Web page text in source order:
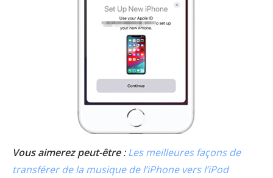
Vous aimerez peut-être:Les meilleures façons de
transférer de la musique de l’iPhone vers l’iPod